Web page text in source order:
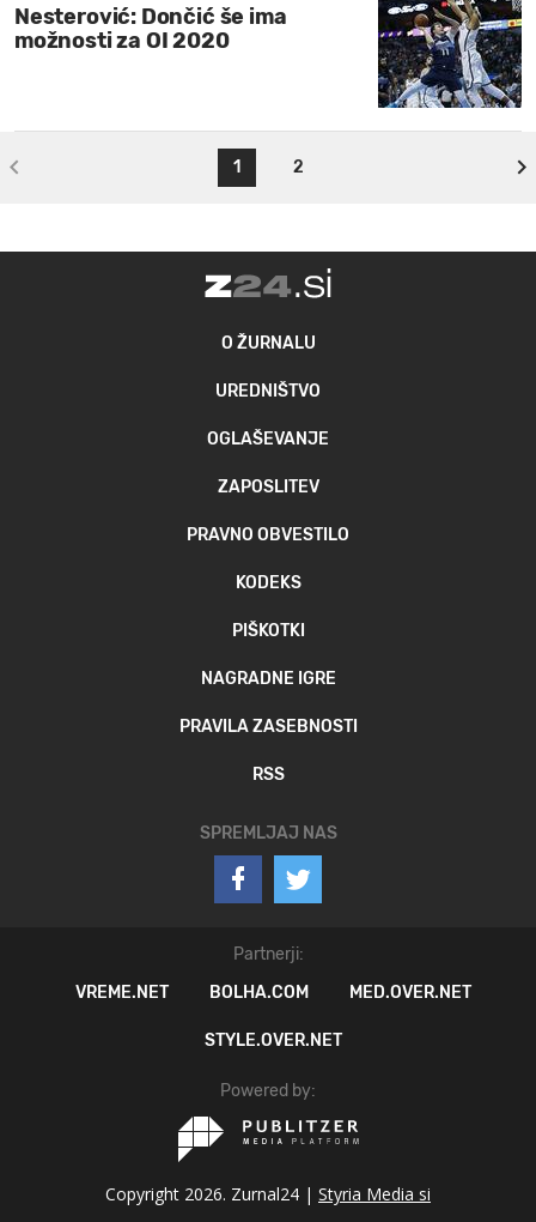
Nesterović: Dončić še ima
možnosti za OI 2020
1 2
O ŽURNALU
UREDNIŠTVO
OGLAŠEVANJE
ZAPOSLITEV
PRAVNO OBVESTILO
KODEKS
PIŠKOTKI
NAGRADNE IGRE
PRAVILA ZASEBNOSTI
RSS
SPREMLJAJ NAS
Partnerji:
VREME.NET
BOLHA.COM MED.OVER.NET
STYLE.OVER.NET
Powered by:
Copyright 2026. Zurnal24 | Styria Media si